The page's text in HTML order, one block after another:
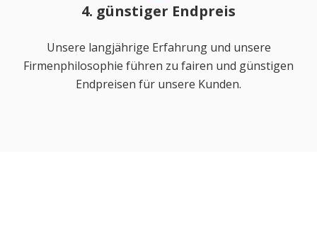
4. günstiger Endpreis
Unsere langjährige Erfahrung und unsere
Firmenphilosophie führen zu fairen und günstigen
Endpreisen für unsere Kunden.